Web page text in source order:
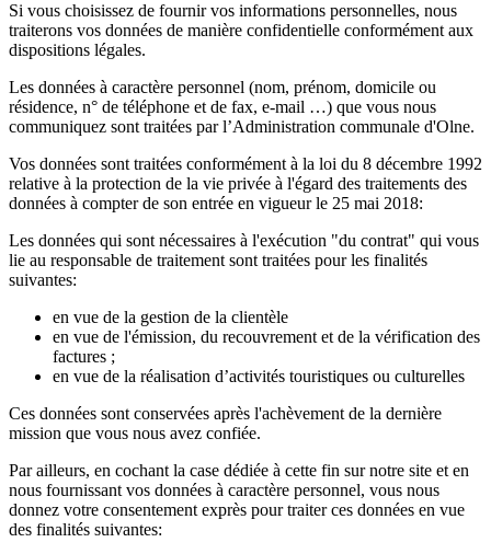
Si vous choisissez de fournir vos informations personnelles, nous
traiterons vos données de manière confidentielle conformément aux
dispositions légales.
Les données à caractère personnel (nom, prénom, domicile ou
résidence, n° de téléphone et de fax, e-mail …) que vous nous
communiquez sont traitées par l’Administration communale d'Olne.
Vos données sont traitées conformément à la loi du 8 décembre 1992
relative à la protection de la vie privée à l'égard des traitements des
données à compter de son entrée en vigueur le 25 mai 2018:
Les données qui sont nécessaires à l'exécution "du contrat" qui vous
lie au responsable de traitement sont traitées pour les finalités
suivantes:
en vue de la gestion de la clientèle
en vue de l'émission, du recouvrement et de la vérification des
factures ;
en vue de la réalisation d’activités touristiques ou culturelles
Ces données sont conservées après l'achèvement de la dernière
mission que vous nous avez confiée.
Par ailleurs, en cochant la case dédiée à cette fin sur notre site et en
nous fournissant vos données à caractère personnel, vous nous
donnez votre consentement exprès pour traiter ces données en vue
des finalités suivantes: